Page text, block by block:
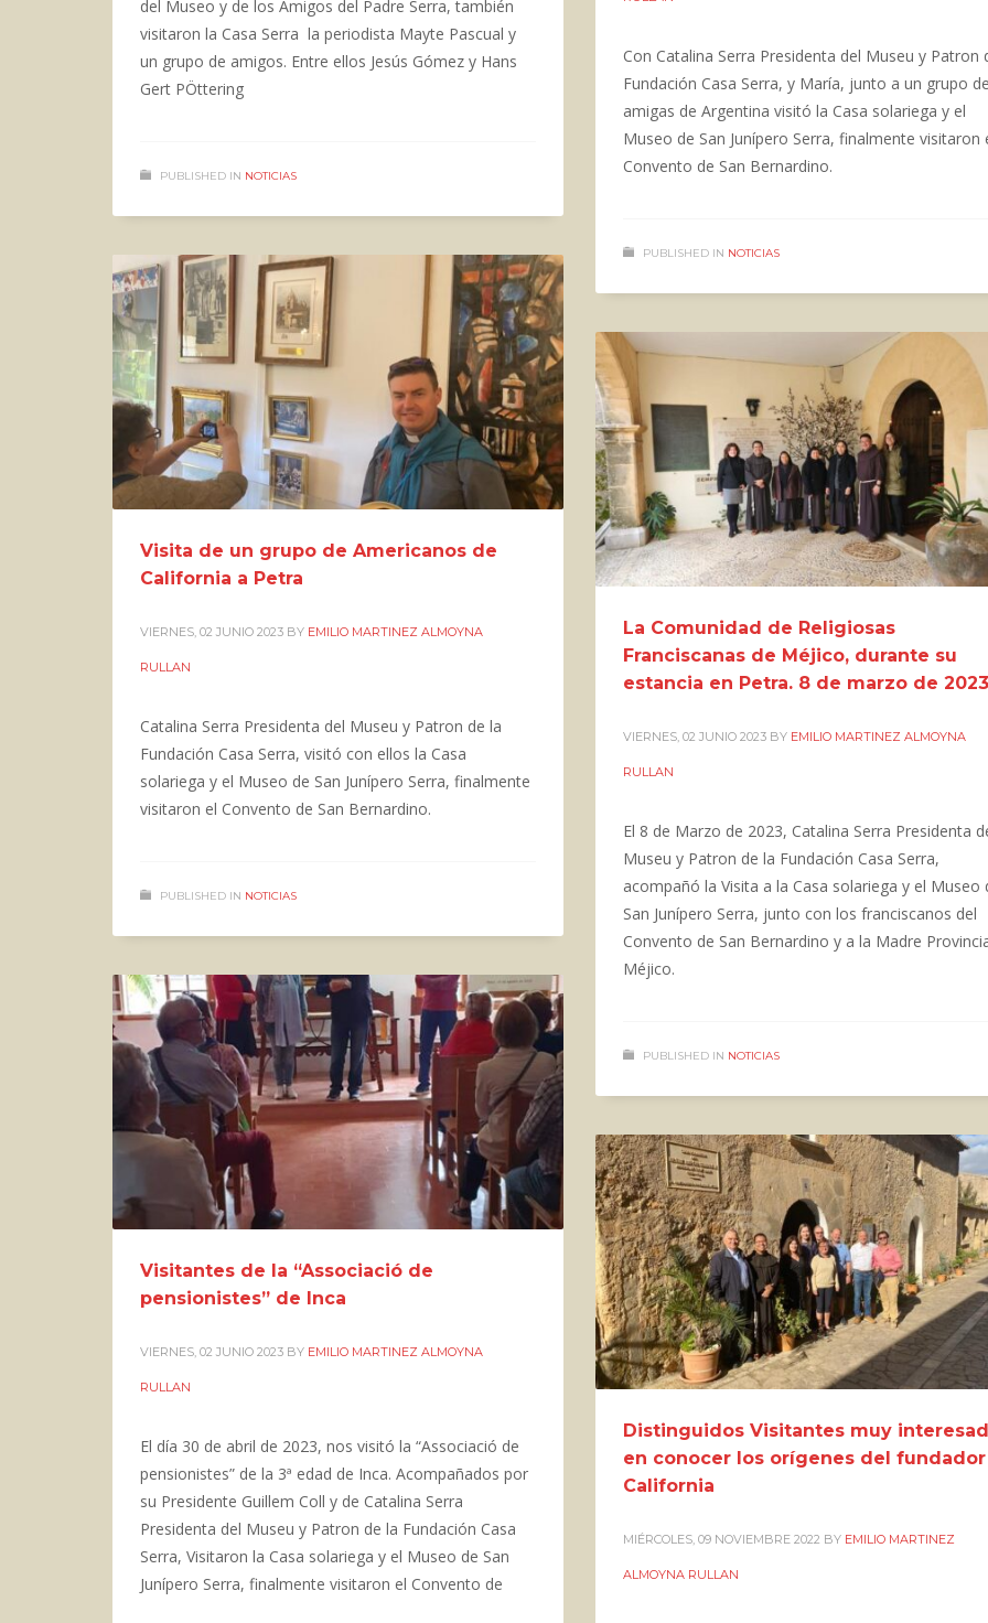
del Museo y de los Amigos del Padre Serra, también
visitaron la Casa Serra la periodista Mayte Pascual y
un grupo de amigos. Entre ellos Jesús Gómez y Hans
Gert PÖttering
PUBLISHED IN NOTICIAS
Con Catalina Serra Presidenta del Museu y Patron
Fundación Casa Serra, y María, junto a un grupo
amigas de Argentina visitó la Casa solariega y el
Museo de San Junípero Serra, finalmente visitaron
Convento de San Bernardino.
PUBLISHED IN NOTICIAS
Visita de un grupo de Americanos de
California a Petra
VIERNES, 02 JUNIO 2023 BY EMILIO MARTINEZ ALMOYNA
RULLAN
Catalina Serra Presidenta del Museu y Patron de la
Fundación Casa Serra, visitó con ellos la Casa
solariega y el Museo de San Junípero Serra, finalmente
visitaron el Convento de San Bernardino.
PUBLISHED IN NOTICIAS
La Comunidad de Religiosas
Franciscanas de Méjico, durante su
estancia en Petra. 8 de marzo de
VIERNES, 02 JUNIO 2023 BY EMILIO MARTINEZ ALMOYNA
RULLAN
El 8 de Marzo de 2023, Catalina Serra Presidenta
Museu y Patron de la Fundación Casa Serra,
acompañó la Visita a la Casa solariega y el Museo
San Junípero Serra, junto con los franciscanos del
Convento de San Bernardino y a la Madre
Méjico.
PUBLISHED IN NOTICIAS
Visitantes de la “Associació de
pensionistes” de Inca
VIERNES, 02 JUNIO 2023 BY EMILIO MARTINEZ ALMOYNA
RULLAN
El día 30 de abril de 2023, nos visitó la “Associació de
pensionistes” de la 3ª edad de Inca. Acompañados por
su Presidente Guillem Coll y de Catalina Serra
Presidenta del Museu y Patron de la Fundación Casa
Serra, Visitaron la Casa solariega y el Museo de San
Junípero Serra, finalmente visitaron el Convento de
Distinguidos Visitantes muy
en conocer los orígenes del
California
MIÉRCOLES, 09 NOVIEMBRE 2022 BY EMILIO MARTINEZ
ALMOYNA RULLAN